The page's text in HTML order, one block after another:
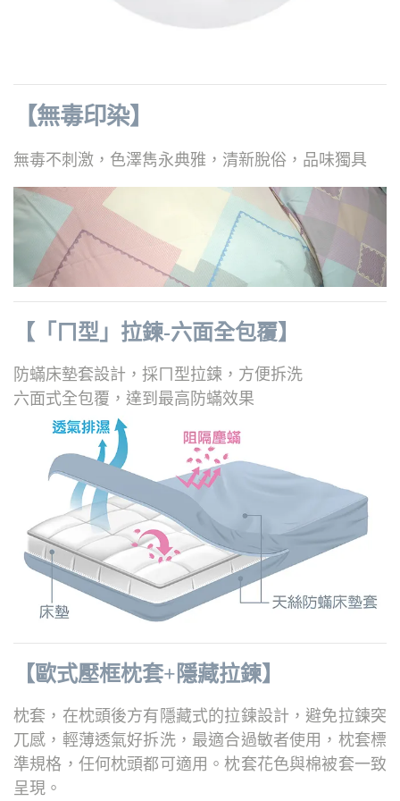
【無毒印染】
無毒不刺激，色澤雋永典雅，清新脫俗，品味獨具
【「ㄇ型」拉鍊-六面全包覆】
防蟎床墊套設計，採ㄇ型拉鍊，方便拆洗
六面式全包覆，達到最高防蟎效果
【歐式壓框枕套+隱藏拉鍊】
枕套，在枕頭後方有隱藏式的拉鍊設計，避免拉鍊突
兀感，輕薄透氣好拆洗， 最適合過敏者使用，枕套標
準規格，任何枕頭都可適用。枕套花色與棉被套一致
呈現。